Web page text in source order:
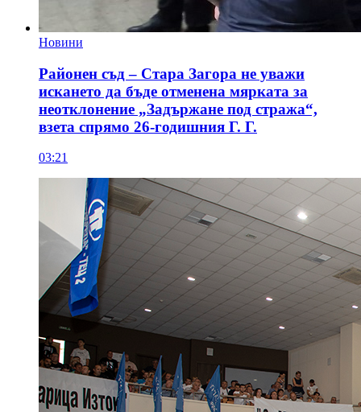
Новини
Районен съд – Стара Загора не уважи
искането да бъде отменена мярката за
неотклонение „Задържане под стража“,
взета спрямо 26-годишния Г. Г.
03:21